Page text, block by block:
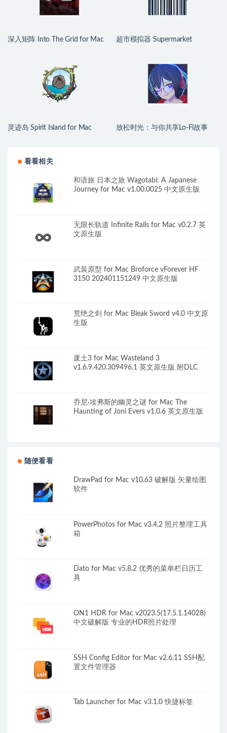
深入矩阵 Into The Grid for Mac
超市模拟器 Supermarket
灵迹岛 Spirit Island for Mac
放松时光：与你共享Lo-Fi故事
看看相关
和语旅 日本之旅 Wagotabi: A Japanese
Journey for Mac v1.00.0025 中文原生版
无限长轨道 Infinite Rails for Mac v0.2.7 英
文原生版
武装原型 for Mac Broforce vForever HF
3150 202401151249 中文原生版
荒绝之剑 for Mac Bleak Sword v4.0 中文原
生版
废土3 for Mac Wasteland 3
v1.6.9.420.309496.1 英文原生版 附DLC
乔尼·埃弗斯的幽灵之谜 for Mac The
Haunting of Joni Evers v1.0.6 英文原生版
随便看看
DrawPad for Mac v10.63 破解版 矢量绘图
软件
PowerPhotos for Mac v3.4.2 照片整理工具
箱
Dato for Mac v5.8.2 优秀的菜单栏日历工
具
ON1 HDR for Mac v2023.5(17.5.1.14028)
中文破解版 专业的HDR照片处理
SSH Config Editor for Mac v2.6.11 SSH配
置文件管理器
Tab Launcher for Mac v3.1.0 快捷标签